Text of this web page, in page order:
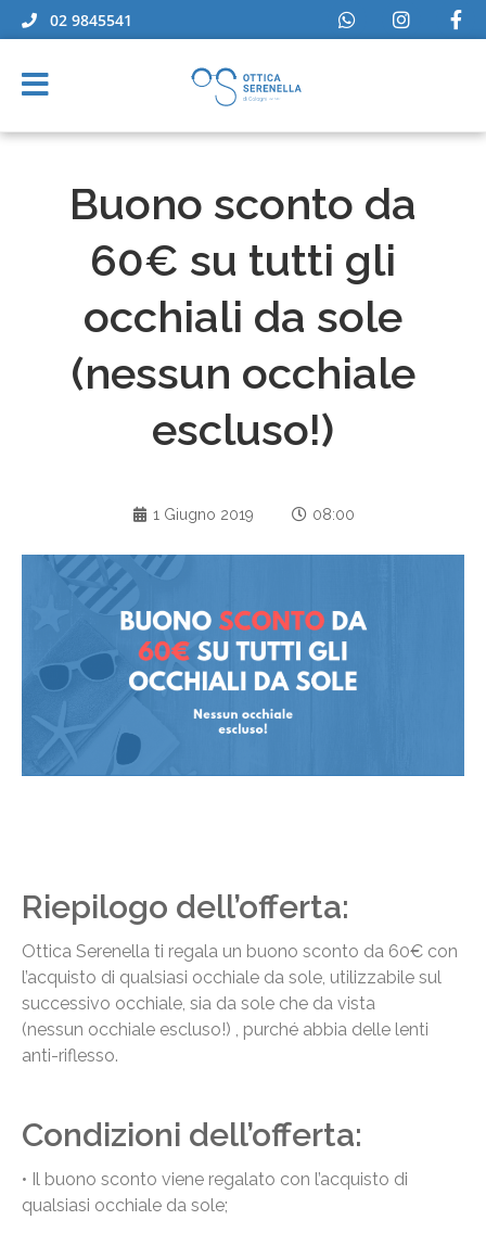
02 9845541
Buono sconto da
60€ su tutti gli
occhiali da sole
(nessun occhiale
escluso!)
1 Giugno 2019 08:00
Riepilogo dell’offerta:
Ottica Serenella ti regala un buono sconto da 60€ con
l’acquisto di qualsiasi occhiale da sole, utilizzabile sul
successivo occhiale, sia da sole che da vista
(nessun occhiale escluso!) , purché abbia delle lenti
anti-riflesso.
Condizioni dell’offerta:
• Il buono sconto viene regalato con l’acquisto di
qualsiasi occhiale da sole;